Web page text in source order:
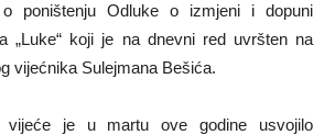
o poništenju Odluke o izmjeni i dopuni
„Luke“ koji je na dnevni red uvršten na
vijećnika Sulejmana Bešića.
vijeće je u martu ove godine usvojilo